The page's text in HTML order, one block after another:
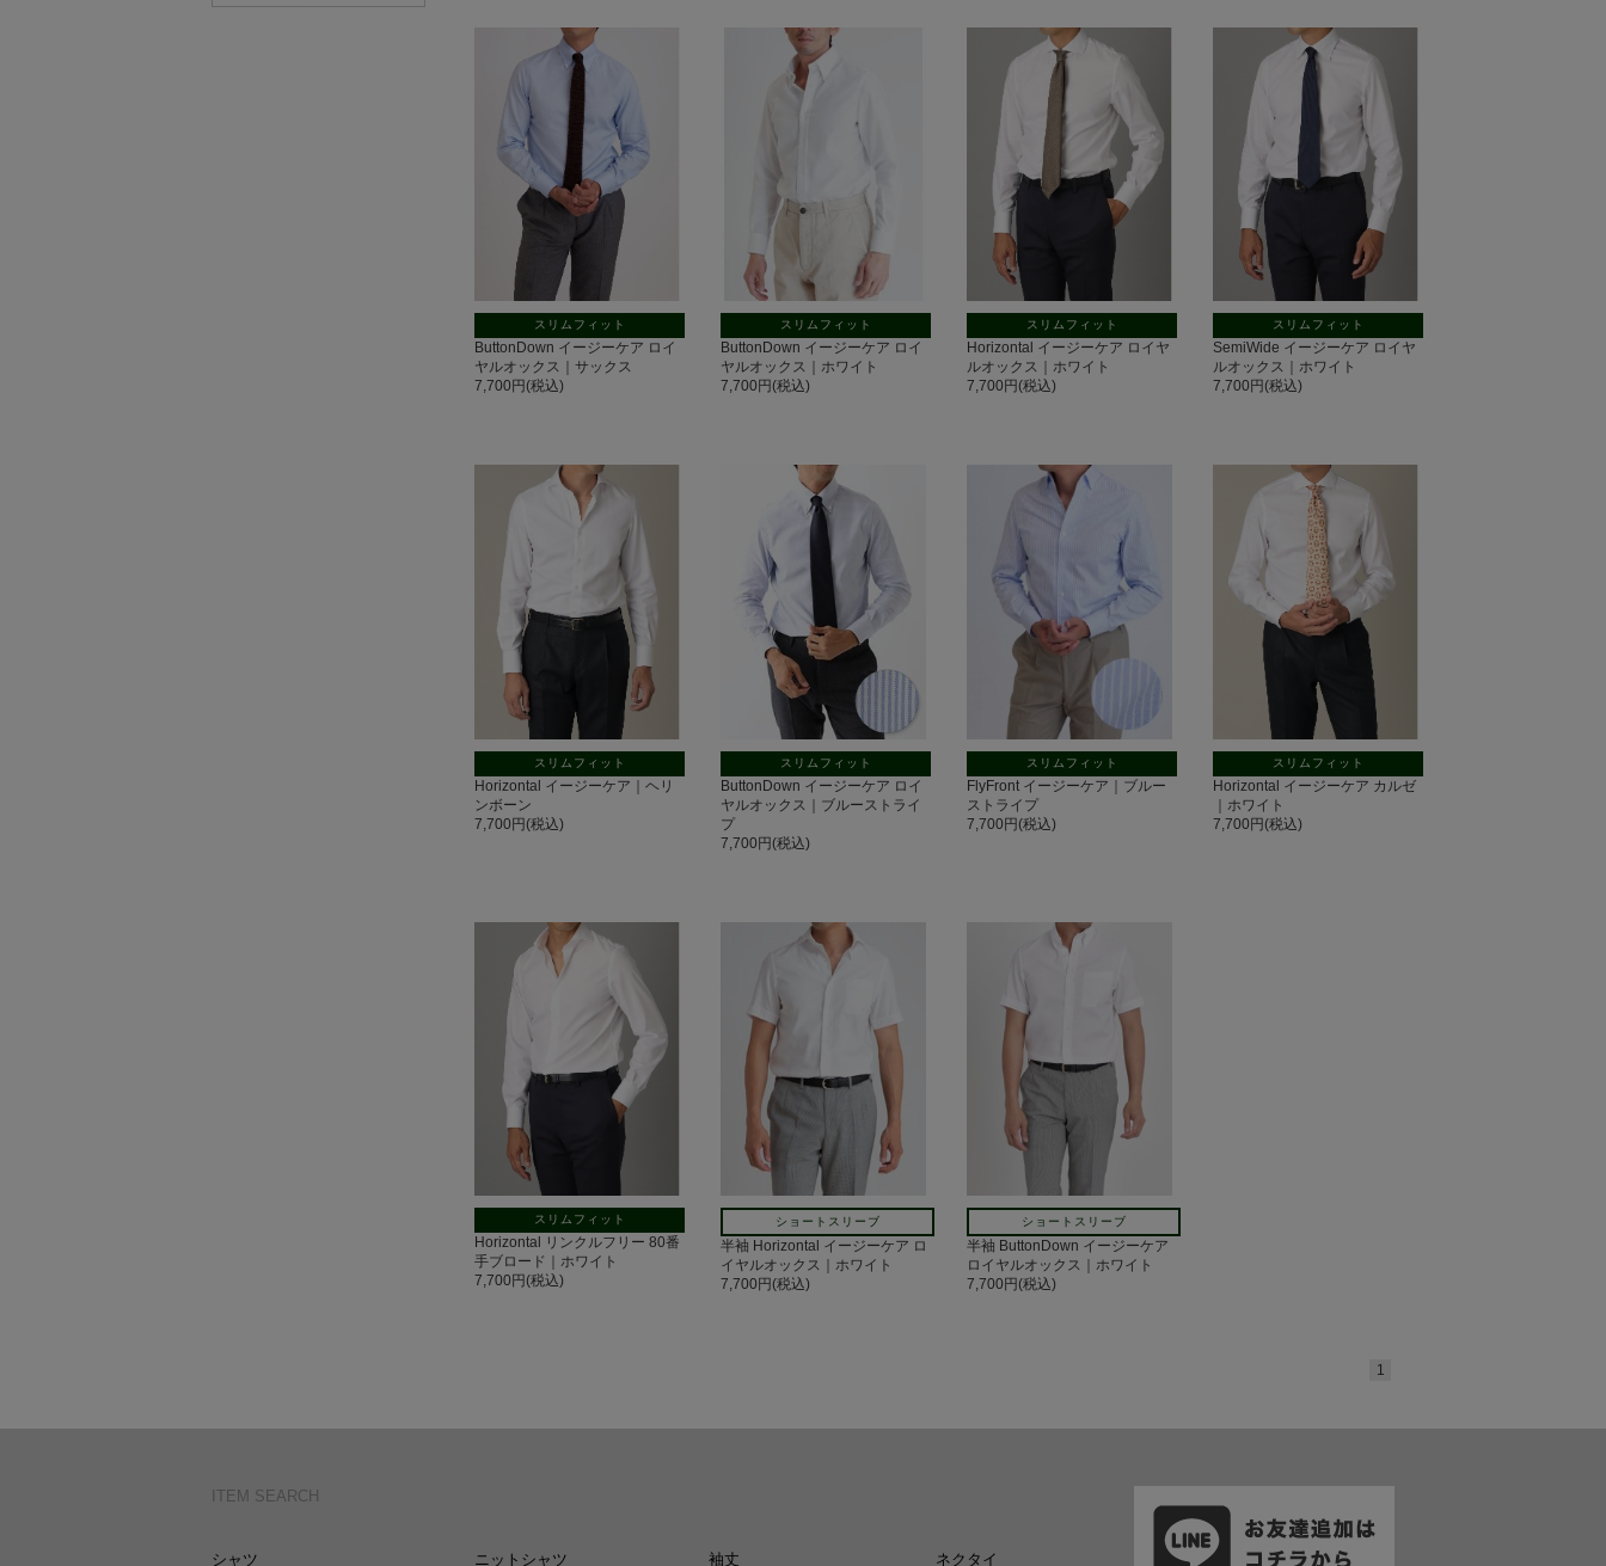
スリムフィット
ButtonDown イージーケア ロイ
ヤルオックス｜サックス
7,700円(税込)
スリムフィット
ButtonDown イージーケア ロイ
ヤルオックス｜ホワイト
7,700円(税込)
スリムフィット
Horizontal イージーケア ロイヤ
ルオックス｜ホワイト
7,700円(税込)
スリムフィット
SemiWide イージーケア ロイヤ
ルオックス｜ホワイト
7,700円(税込)
スリムフィット
Horizontal イージーケア｜ヘリ
ンボーン
7,700円(税込)
スリムフィット
ButtonDown イージーケア ロイ
ヤルオックス｜ブルーストライ
プ
7,700円(税込)
スリムフィット
FlyFront イージーケア｜ブルー
ストライプ
7,700円(税込)
スリムフィット
Horizontal イージーケア カルゼ
｜ホワイト
7,700円(税込)
スリムフィット
Horizontal リンクルフリー 80番
手ブロード｜ホワイト
7,700円(税込)
ショートスリーブ
半袖 Horizontal イージーケア ロ
イヤルオックス｜ホワイト
7,700円(税込)
ショートスリーブ
半袖 ButtonDown イージーケア
ロイヤルオックス｜ホワイト
7,700円(税込)
1
ITEM SEARCH
シャツ ニットシャツ 袖丈 ネクタイ